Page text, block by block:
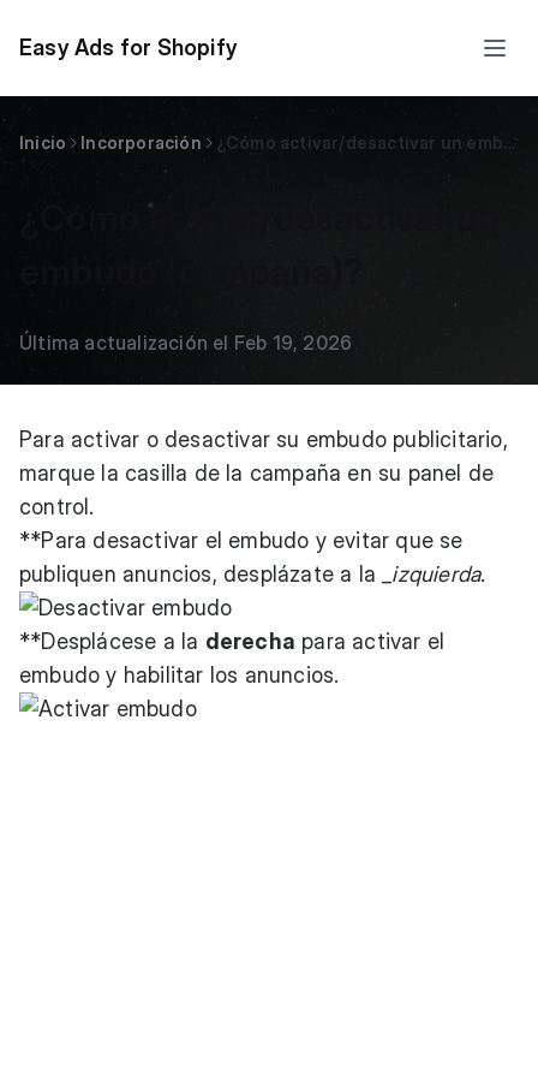
Easy Ads for Shopify
Inicio Incorporación ¿Cómo activar/desactivar un embudo (campaña)?
¿Cómo activar/desactivar un
Última actualización el Feb 19, 2026
Para activar o desactivar su embudo publicitario,
marque la casilla de la campaña en su panel de
control.
**Para desactivar el embudo y evitar que se
publiquen anuncios, desplázate a la _ izquierda.
**Desplácese a la derecha para activar el
embudo y habilitar los anuncios.